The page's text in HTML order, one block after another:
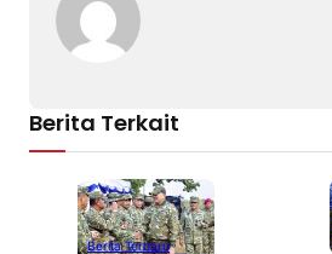
Berita Terkait
Berita Terbaru